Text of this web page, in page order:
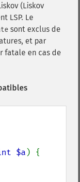
(Liskov
LSP. Le
sont exclus de
et par
fatale en cas de
$a ) {